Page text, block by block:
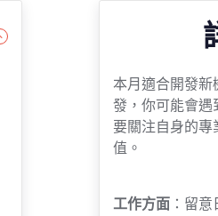
本月適合開發新
發，你可能會遇
要關注自身的
值。
工作方面 ：留